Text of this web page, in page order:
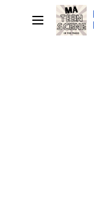
springenHauptmenü